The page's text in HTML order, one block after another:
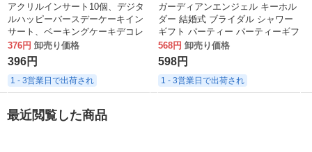
アクリルインサート10個、デジタ
ルハッピーバースデーケーキイン
サート、ベーキングケーキデコレ
ーションオーナメント。
376円 卸売り価格
396円
1 - 3営業日で出荷され
ガーディアンエンジェル キーホル
ダー 結婚式 ブライダル シャワー
ギフト パーティー パーティーギフ
ト ホリデー バレンタインデー サ
ンキューギフト
568円 卸売り価格
598円
1 - 3営業日で出荷され
最近閲覧した商品